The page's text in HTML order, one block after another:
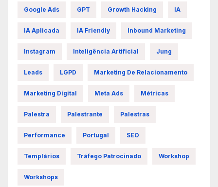
Google Ads GPT Growth Hacking IA
IA Aplicada IA Friendly Inbound Marketing
Instagram Inteligência Artificial Jung
Leads LGPD Marketing De Relacionamento
Marketing Digital Meta Ads Métricas
Palestra Palestrante Palestras
Performance Portugal SEO
Templários Tráfego Patrocinado Workshop
Workshops